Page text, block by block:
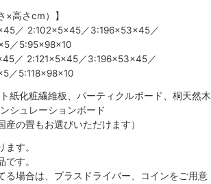
×高さcm）】
／ 2:102×5×45／3:196×53×45／
／ 2:121×5×45／3:196×53×45／
紙化粧繊維板、パーティクルボード、桐天然木
レーションボード
産の畳もお選びいただけます）
す。
す。
る場合は、プラスドライバー、コインをご用意